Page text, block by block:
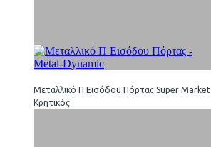
Μεταλλικό Π Εισόδου Πόρτας Super Market
Κρητικός